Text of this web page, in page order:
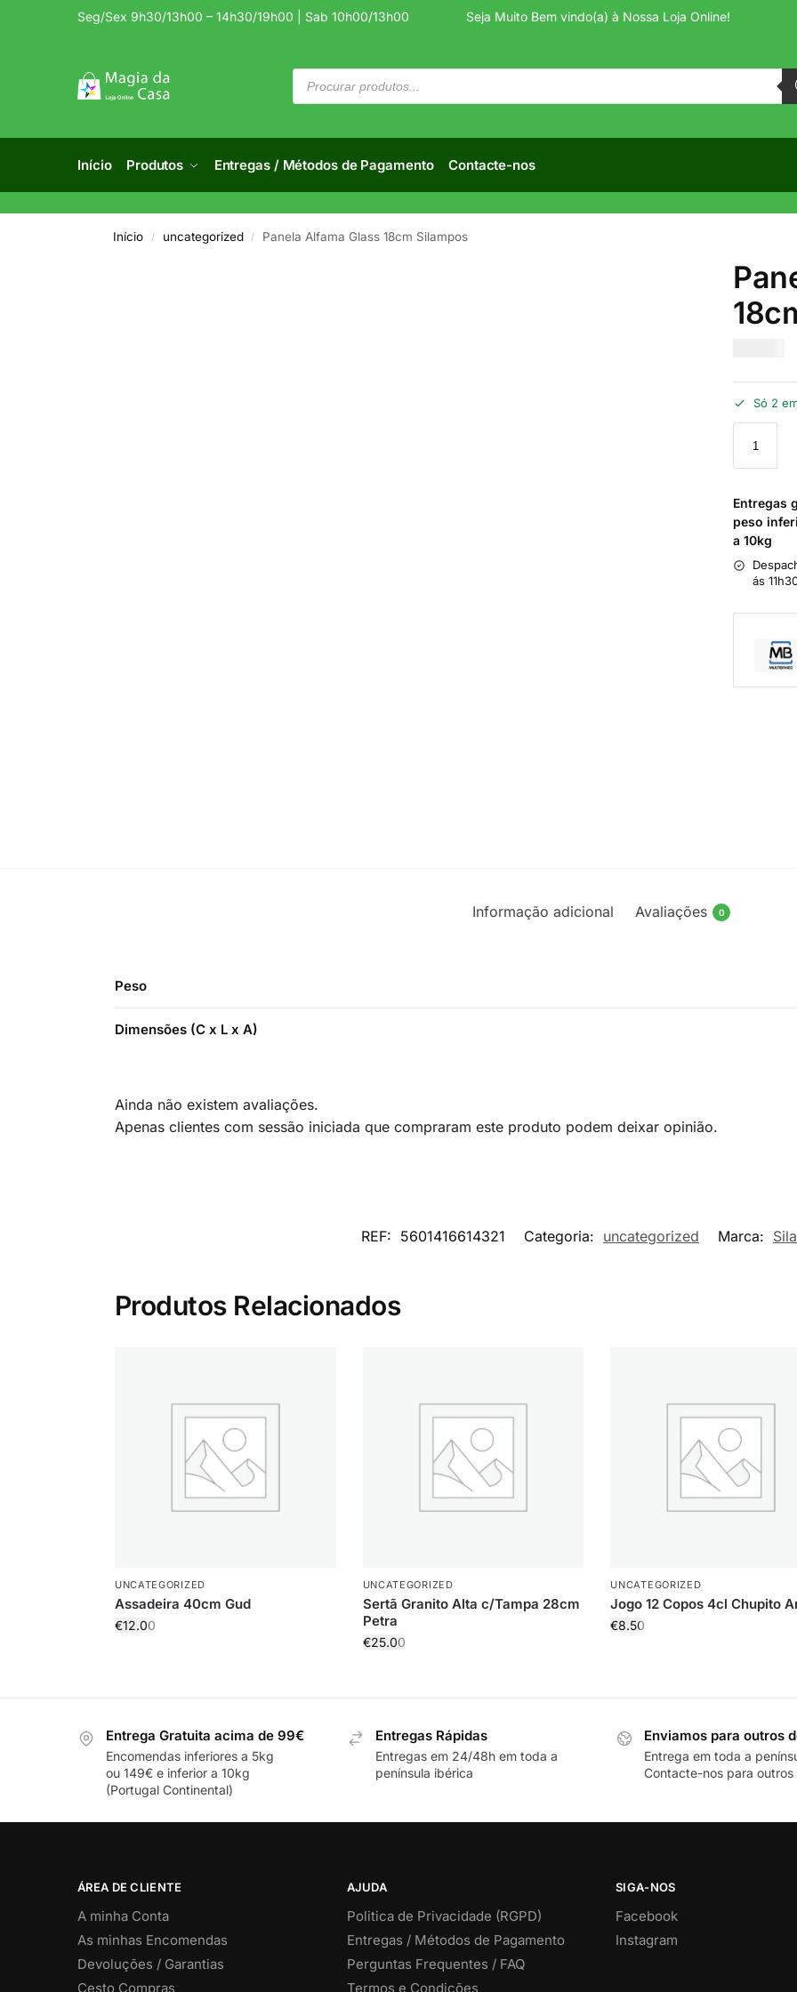
Seg/Sex 9h30/13h00 – 14h30/19h00 | Sab 10h00/13h00 Seja Muito Bem vindo(a) à Nossa Loja Online!
Início Produtos Entregas / Métodos de Pagamento Contacte-nos
Início / uncategorized / Panela Alfama Glass 18cm Silampos
Só 2
Entregas
peso
a 10kg
ás
Informação adicional Avaliações 0
Peso
Dimensões (C x L x A)
Ainda não existem avaliações.
Apenas clientes com sessão iniciada que compraram este produto podem deixar opinião.
REF: 5601416614321 Categoria: uncategorized Marca:
Produtos Relacionados
UNCATEGORIZED
Assadeira 40cm Gud
€12.00
UNCATEGORIZED
Sertã Granito Alta c/Tampa 28cm
Petra
€25.00
UNCATEGORIZED
Jogo 12 Copos 4cl Chupito
€8.50
Entrega Gratuita acima de 99€
Encomendas inferiores a 5kg
ou 149€ e inferior a 10kg
(Portugal Continental)
Entregas Rápidas
Entregas em 24/48h em toda a
península ibérica
Enviamos para outros
Entrega em toda a
Contacte-nos para outros
ÁREA DE CLIENTE
A minha Conta
As minhas Encomendas
Devoluções / Garantias
Cesto Compras
AJUDA
Politica de Privacidade (RGPD)
Entregas / Métodos de Pagamento
Perguntas Frequentes / FAQ
Termos e Condições
SIGA-NOS
Facebook
Instagram